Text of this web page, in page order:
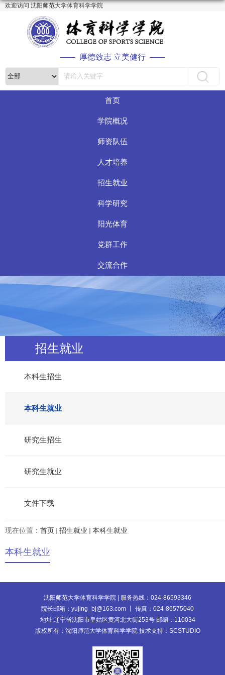
欢迎访问 沈阳师范大学体育科学学院
厚德致志 立美健行
首页
学院概况
师资队伍
人才培养
招生就业
科学研究
阳光体育
党群工作
交流合作
招生就业
本科生招生
本科生就业
研究生招生
研究生就业
文件下载
现在位置： 首页 招生就业 本科生就业
本科生就业
沈阳师范大学体育科学学院 | 服务热线：024-86593346
院长邮箱：yujing_bj@163.com 丨 传真：024-86575040
地址:辽宁省沈阳市皇姑区黄河北大街253号 邮编：110034
版权所有：沈阳师范大学体育科学学院 技术支持：SCSTUDIO